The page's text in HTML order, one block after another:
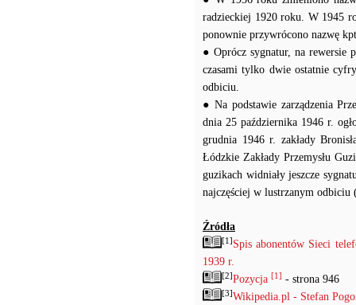
radzieckiej 1920 roku. W 1945
ponownie przywrócono nazwę
● Oprócz sygnatur, na rewersie
czasami tylko dwie ostatnie
odbiciu.
● Na podstawie zarządzenia
dnia 25 października 1946 r.
grudnia 1946 r. zakłady
Łódzkie Zakłady Przemysłu
guzikach widniały jeszcze
najczęściej w lustrzanym
Źródła
[1] Spis abonentów Sieci
1939 r.
[2]Pozycja [1] - strona 946
[3]Wikipedia.pl - Stefan